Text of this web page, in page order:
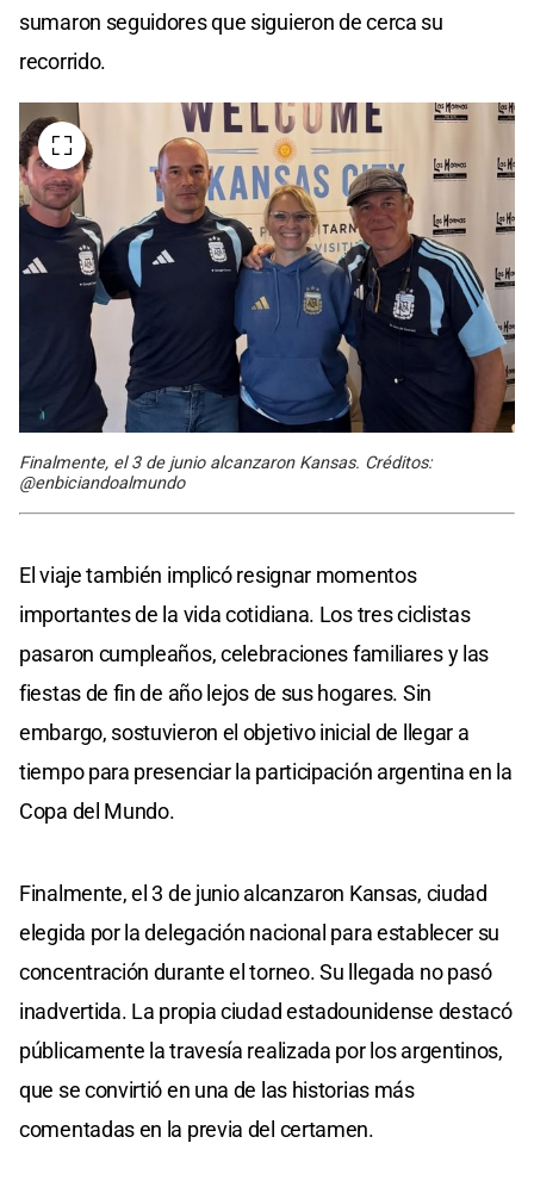
sumaron seguidores que siguieron de cerca su
recorrido.
Finalmente, el 3 de junio alcanzaron Kansas. Créditos:
@enbiciandoalmundo
El viaje también implicó resignar momentos
importantes de la vida cotidiana. Los tres ciclistas
pasaron cumpleaños, celebraciones familiares y las
fiestas de fin de año lejos de sus hogares. Sin
embargo, sostuvieron el objetivo inicial de llegar a
tiempo para presenciar la participación argentina en la
Copa del Mundo.
Finalmente, el 3 de junio alcanzaron Kansas, ciudad
elegida por la delegación nacional para establecer su
concentración durante el torneo. Su llegada no pasó
inadvertida. La propia ciudad estadounidense destacó
públicamente la travesía realizada por los argentinos,
que se convirtió en una de las historias más
comentadas en la previa del certamen.